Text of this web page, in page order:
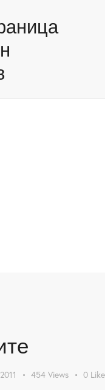
454 Views 0